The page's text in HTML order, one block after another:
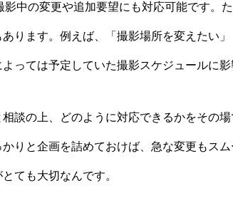
中の変更や追加要望にも対応可能です。
ります。例えば、「撮影場所を変えたい
っては予定していた撮影スケジュールに影
談の上、どのように対応できるかをその
りと企画を詰めておけば、急な変更もス
ても大切なんです。